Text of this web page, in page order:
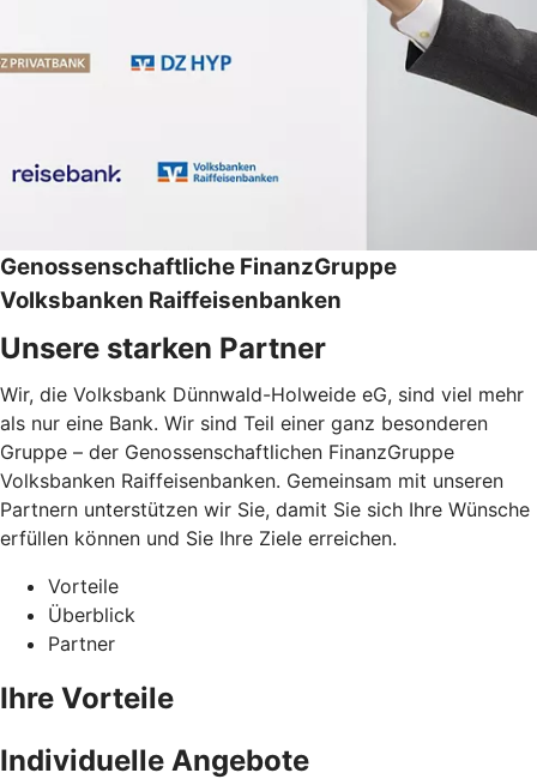
Genossenschaftliche FinanzGruppe
Volksbanken Raiffeisenbanken
Unsere starken Partner
Wir, die Volksbank Dünnwald-Holweide eG, sind viel mehr
als nur eine Bank. Wir sind Teil einer ganz besonderen
Gruppe – der Genossenschaftlichen FinanzGruppe
Volksbanken Raiffeisenbanken. Gemeinsam mit unseren
Partnern unterstützen wir Sie, damit Sie sich Ihre Wünsche
erfüllen können und Sie Ihre Ziele erreichen.
Vorteile
Überblick
Partner
Ihre Vorteile
Individuelle Angebote